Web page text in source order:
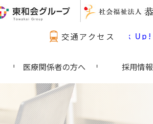
交通アクセス
最新情報 Pick Up!
医療関係者の方へ 採用情報